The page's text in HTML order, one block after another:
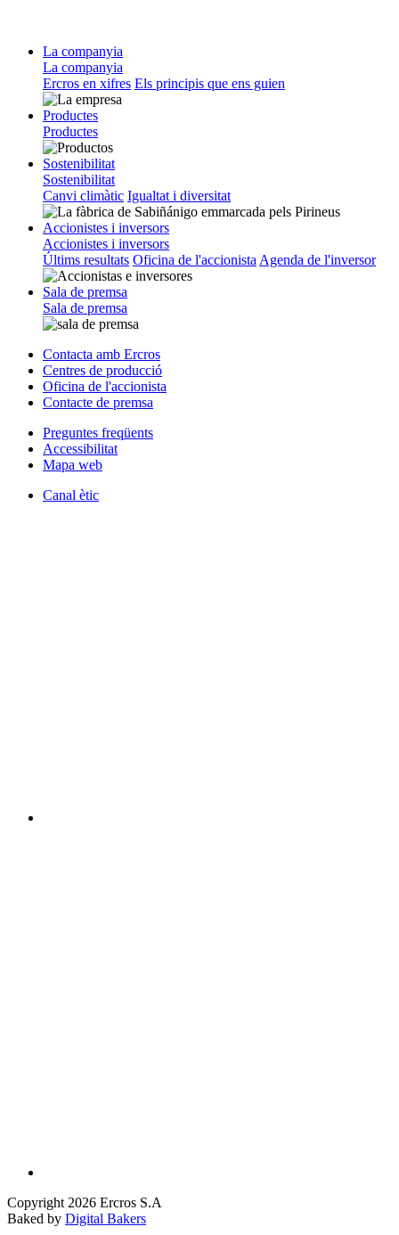
La companyia
La companyia
Ercros en xifres Els principis que ens guien
Productes
Productes
Sostenibilitat
Sostenibilitat
Canvi climàtic Igualtat i diversitat
Accionistes i inversors
Accionistes i inversors
Últims resultats Oficina de l'accionista Agenda de l'inversor
Sala de premsa
Sala de premsa
Contacta amb Ercros
Centres de producció
Oficina de l'accionista
Contacte de premsa
Preguntes freqüents
Accessibilitat
Mapa web
Canal ètic
Copyright 2026 Ercros S.A
Baked by Digital Bakers